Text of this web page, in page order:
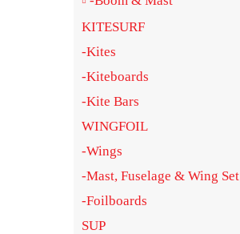
KITESURF
-Kites
-Kiteboards
-Kite Bars
WINGFOIL
-Wings
-Mast, Fuselage & Wing Set
-Foilboards
SUP